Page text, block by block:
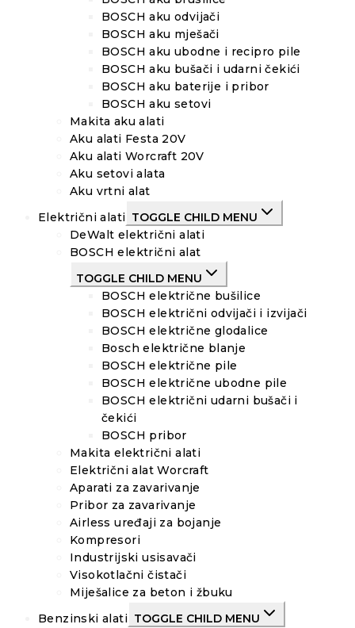
BOSCH aku odvijači
BOSCH aku mješači
BOSCH aku ubodne i recipro pile
BOSCH aku bušači i udarni čekići
BOSCH aku baterije i pribor
BOSCH aku setovi
Makita aku alati
Aku alati Festa 20V
Aku alati Worcraft 20V
Aku setovi alata
Aku vrtni alat
Električni alati TOGGLE CHILD MENU
DeWalt električni alati
BOSCH električni alat
TOGGLE CHILD MENU
BOSCH električne bušilice
BOSCH električni odvijači i izvijači
BOSCH električne glodalice
Bosch električne blanje
BOSCH električne pile
BOSCH električne ubodne pile
BOSCH električni udarni bušači i
čekići
BOSCH pribor
Makita električni alati
Električni alat Worcraft
Aparati za zavarivanje
Pribor za zavarivanje
Airless uređaji za bojanje
Kompresori
Industrijski usisavači
Visokotlačni čistači
Miješalice za beton i žbuku
Benzinski alati TOGGLE CHILD MENU